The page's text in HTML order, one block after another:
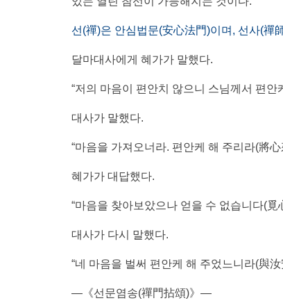
선(禪)은 안심법문(安心法門)이며, 선사(禪
달마대사에게 혜가가 말했다.
“저의 마음이 편안치 않으니 스님께서 편
대사가 말했다.
“마음을 가져오너라. 편안케 해 주리라(將心
혜가가 대답했다.
“마음을 찾아보았으나 얻을 수 없습니다(覓
대사가 다시 말했다.
“네 마음을 벌써 편안케 해 주었느니라(與汝
―《선문염송(禪門拈頌)》―